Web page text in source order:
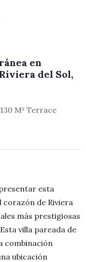
en
del Sol,
M² Terrace
esta
corazón de Riviera
más prestigiosas
villa pareada de
combinación
ubicación